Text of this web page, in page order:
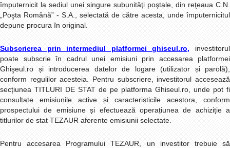
împuternicit la sediul unei singure subunităţi poştale, din reţeaua C.N.
„Poşta Română” - S.A., selectată de către acesta, unde împuternicitul
depune procura în original.
Subscrierea prin intermediul platformei ghiseul.ro, investitorul
poate subscrie în cadrul unei emisiuni prin accesarea platformei
Ghişeul.ro și introducerea datelor de logare (utilizator și parolă),
conform regulilor acesteia. Pentru subscriere, investitorul accesează
secțiunea TITLURI DE STAT de pe platforma Ghiseul.ro, unde pot fi
consultate emisiunile active și caracteristicile acestora, conform
prospectului de emisiune și efectuează operațiunea de achiziție a
titlurilor de stat TEZAUR aferente emisiunii selectate.
Pentru accesarea Programului TEZAUR, un investitor trebuie să